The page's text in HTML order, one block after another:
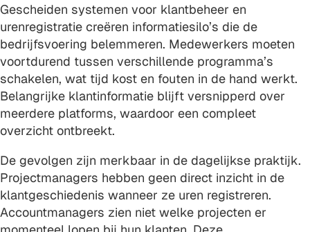
Gescheiden systemen voor klantbeheer en
urenregistratie creëren informatiesilo’s die de
bedrijfsvoering belemmeren. Medewerkers moeten
voortdurend tussen verschillende programma’s
schakelen, wat tijd kost en fouten in de hand werkt.
Belangrijke klantinformatie blijft versnipperd over
meerdere platforms, waardoor een compleet
overzicht ontbreekt.
De gevolgen zijn merkbaar in de dagelijkse praktijk.
Projectmanagers hebben geen direct inzicht in de
klantgeschiedenis wanneer ze uren registreren.
Accountmanagers zien niet welke projecten er